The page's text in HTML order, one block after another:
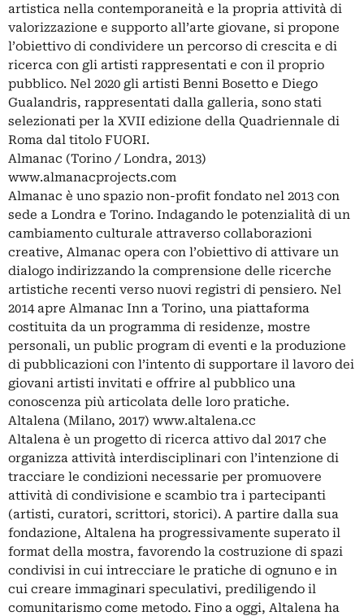
artistica nella contemporaneità e la propria attività di
valorizzazione e supporto all’arte giovane, si propone
l’obiettivo di condividere un percorso di crescita e di
ricerca con gli artisti rappresentati e con il proprio
pubblico. Nel 2020 gli artisti Benni Bosetto e Diego
Gualandris, rappresentati dalla galleria, sono stati
selezionati per la XVII edizione della Quadriennale di
Roma dal titolo FUORI.
Almanac (Torino / Londra, 2013)
www.almanacprojects.com
Almanac è uno spazio non-profit fondato nel 2013 con
sede a Londra e Torino. Indagando le potenzialità di un
cambiamento culturale attraverso collaborazioni
creative, Almanac opera con l’obiettivo di attivare un
dialogo indirizzando la comprensione delle ricerche
artistiche recenti verso nuovi registri di pensiero. Nel
2014 apre Almanac Inn a Torino, una piattaforma
costituita da un programma di residenze, mostre
personali, un public program di eventi e la produzione
di pubblicazioni con l’intento di supportare il lavoro dei
giovani artisti invitati e offrire al pubblico una
conoscenza più articolata delle loro pratiche.
Altalena (Milano, 2017) www.altalena.cc
Altalena è un progetto di ricerca attivo dal 2017 che
organizza attività interdisciplinari con l’intenzione di
tracciare le condizioni necessarie per promuovere
attività di condivisione e scambio tra i partecipanti
(artisti, curatori, scrittori, storici). A partire dalla sua
fondazione, Altalena ha progressivamente superato il
format della mostra, favorendo la costruzione di spazi
condivisi in cui intrecciare le pratiche di ognuno e in
cui creare immaginari speculativi, prediligendo il
comunitarismo come metodo. Fino a oggi, Altalena ha